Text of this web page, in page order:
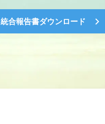
統合報告書ダウンロード